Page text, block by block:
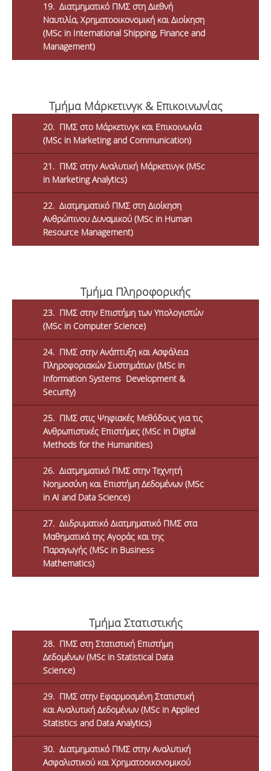
19. Διατμηματικό ΠΜΣ στη Διεθνή
Ναυτιλία, Χρηματοοικονομική και Διοίκηση
(MSc in International Shipping, Finance and
Management)
Τμήμα Μάρκετινγκ & Επικοινωνίας
20. ΠΜΣ στο Μάρκετινγκ και Επικοινωνία
(MSc in Marketing and Communication)
21. ΠΜΣ στην Αναλυτική Μάρκετινγκ (MSc
in Marketing Analytics)
22. Διατμηματικό ΠΜΣ στη Διοίκηση
Ανθρώπινου Δυναμικού (MSc in Human
Resource Management)
Τμήμα Πληροφορικής
23. ΠΜΣ στην Επιστήμη των Υπολογιστών
(MSc in Computer Science)
24. ΠΜΣ στην Ανάπτυξη και Ασφάλεια
Πληροφοριακών Συστημάτων (MSc in
Information Systems Development &
Security)
25. ΠΜΣ στις Ψηφιακές Μεθόδους για τις
Ανθρωπιστικές Επιστήμες (MSc in Digital
Methods for the Humanities)
26. Διατμηματικό ΠΜΣ στην Τεχνητή
Νοημοσύνη και Επιστήμη Δεδομένων (MSc
in ΑΙ and Data Science)
27. Διιδρυματικό Διατμηματικό ΠΜΣ στα
Μαθηματικά της Αγοράς και της
Παραγωγής (MSc in Business
Mathematics)
Τμήμα Στατιστικής
28. ΠΜΣ στη Στατιστική Επιστήμη
Δεδομένων (MSc in Statistical Data
Science)
29. ΠΜΣ στην Εφαρμοσμένη Στατιστική
και Αναλυτική Δεδομένων (MSc in Applied
Statistics and Data Analytics)
30. Διατμηματικό ΠΜΣ στην Αναλυτική
Ασφαλιστικού και Χρηματοοικονομικού